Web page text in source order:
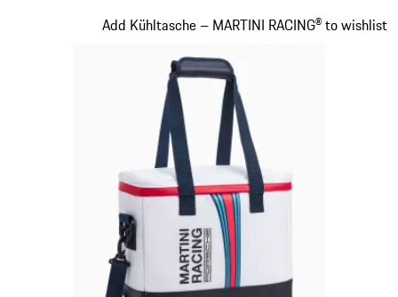
Add Kühltasche – MARTINI RACING® to wishlist
Slide 16 von 20